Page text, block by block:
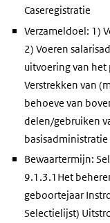
Caseregistratie
Verzameldoel: 1)
2) Voeren
uitvoering van het
Verstrekken van
behoeve van
delen/gebruiken
basisadministratie
Bewaartermijn:
9.1.3.1Het
geboortejaar
Selectielijst)